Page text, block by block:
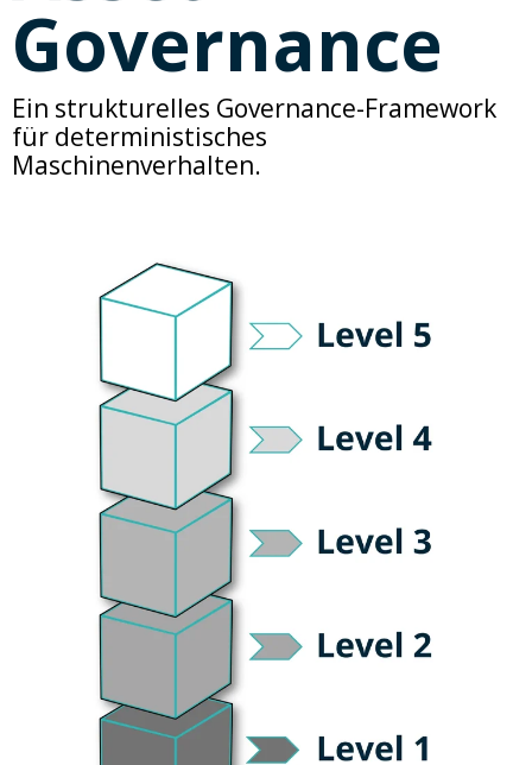
Governance
Ein strukturelles Governance-Framework
für deterministisches
Maschinenverhalten.